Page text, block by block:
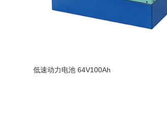
低速动力电池 64V100Ah